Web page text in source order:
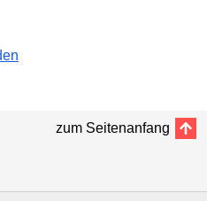
zum Seitenanfang